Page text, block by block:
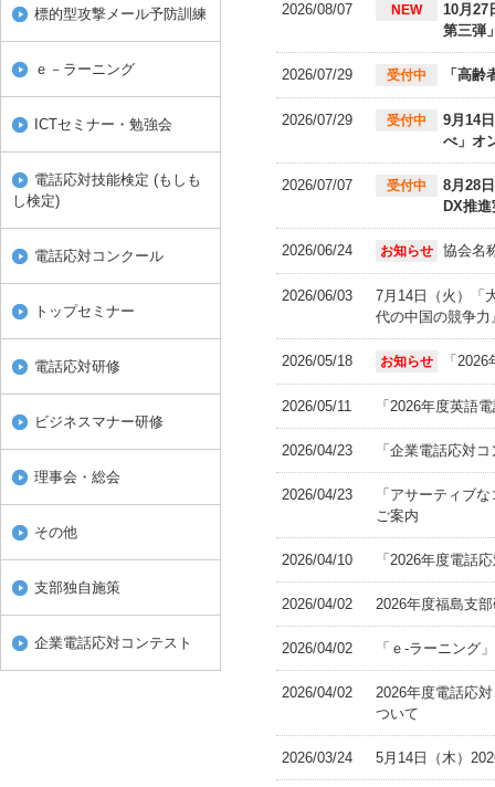
標的型攻撃メール予防訓練
ｅ－ラーニング
ICTセミナー・勉強会
電話応対技能検定 (もしも
し検定)
電話応対コンクール
トップセミナー
電話応対研修
ビジネスマナー研修
理事会・総会
その他
支部独自施策
企業電話応対コンテスト
2026/08/07 NEW
10月27
第三弾
2026/07/29 受付中 「高
2026/07/29 受付中
9月14
べ」オ
2026/07/07 受付中
8月28
DX推
2026/06/24 お知らせ 協会名
2026/06/03
7月14日（火）「
代の中国の競争力
2026/05/18 お知らせ 「
2026/05/11 「2026年度英語
2026/04/23 「企業電話応対
2026/04/23
「アサーティブ
ご案内
2026/04/10 「2026年度電話
2026/04/02 2026年度福島支
2026/04/02 「ｅ-ラーニング
2026/04/02
2026年度電話応
ついて
2026/03/24 5月14日（木）